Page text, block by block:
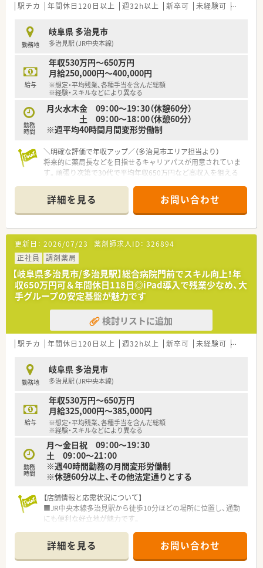
駅チカ 年間休日120日以上 週32h以上 新卒可 未経験可 ブラン
勤務地
岐阜県 多治見市
多治見駅 (JR中央本線)
給与
年収530万円～650万円
月給250,000円～400,000円
※想定・平均残業、各種手当を含んだ総額
※経験・スキルなどにより異なる
勤務
時間
月火水木金 09：00～19：30（休憩60分）
土 09：00～18：00（休憩60分）
※週平均40時間月間変形労働制
＼明確な評価で年収アップ／（多治見市エリア担当より）
将来的に薬局長などを目指せるキャリアパスが用意されていま
す。頑張り次第で30代で平均年収650万円など高収入を狙える
【店舗情報と応需状況について】
■多治見駅から徒歩10分の場所にあり、通勤に便利な立地で近
隣のクリニックから処方箋を応需しています。
■主に内科の処方箋を1日あたり70枚程度受け付けており、地域
住民の健康を支える地域密着型の薬局です。
■1200品目におよぶ多種多様な医薬品を取り揃えており、薬剤
師3名と事務員4名の複数名体制で対応します。
【想定される業務内容】
■内科を中心とした処方箋に対する調剤や監査、患者様への丁寧
な服薬指導が日々の主な調剤業務となっております。
■調剤併設店として、患者様からの健康相談に対する的確なアド
バイスや一般用医薬品の販売もご担当いただきます。
■一人1台支給されるタブレット端末を活用して、スムーズかつ
【こんな取り組みをしています】
■ワークライフバランス推進のエクセレント企業として認定さ
れており、仕事と家庭の両立支援に会社を挙げて力を入れていま
す。
■研修認定薬剤師の取得に向けた費用負担や、キャリア採用者に
向けた充実した薬歴研修などを完備してスキルアップを支援し
■医療教育課から外部研修の案内や各種情報発信が定期的に行
われており、継続的な学習を会社が全面的にバックアップしま
す。
詳細を見る お問い合わせ
更新日： 2026/07/23 薬剤師求人ID： 326894
正社員
調剤薬局
【岐阜県多治見市/多治見駅】総合病院門前でスキル向上！年
収650万円可＆年間休日118日◎iPad導入で残業少なめ、大
手グループの安定基盤が魅力です
検討リストに追加
駅チカ 年間休日120日以上 週32h以上 新卒可 未経験可 ブラン
勤務地
岐阜県 多治見市
多治見駅 (JR中央本線)
給与
年収530万円～650万円
月給325,000円～385,000円
※想定・平均残業、各種手当を含んだ総額
※経験・スキルなどにより異なる
勤務
時間
月～金日祝 09：00～19：30
土 09：00～21：00
※週40時間勤務の月間変形労働制
※休憩60分以上、その他法定通りとする
【店舗情報と応需状況について】
■JR中央本線多治見駅から徒歩10分ほどの場所に位置し、通勤
にも便利な好立地が魅力です。
160枚ほど応需しています。
■現在は正社員やパートを含め薬剤師が6名在籍しており、協力
し合いながら業務を行っています。
詳細を見る お問い合わせ